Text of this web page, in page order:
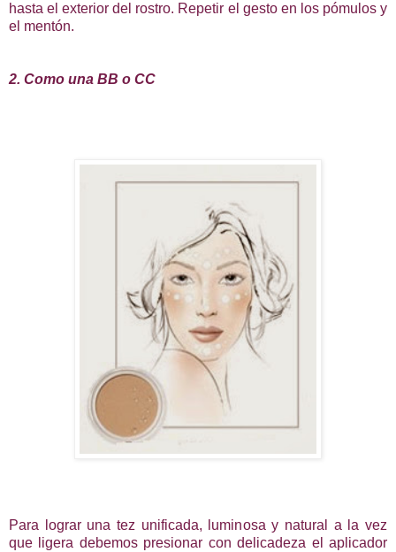
hasta el exterior del rostro. Repetir el gesto en los pómulos y
el mentón.
2. Como una BB o CC
Para lograr una tez unificada, luminosa y natural a la vez
que ligera debemos presionar con delicadeza el aplicador